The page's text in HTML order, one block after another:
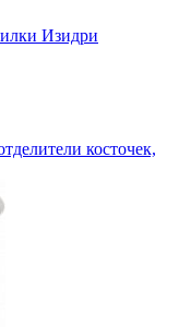
Изидри
косточек,